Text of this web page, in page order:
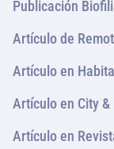
Publicación
Artículo de
Artículo en
Artículo en City
Artículo en